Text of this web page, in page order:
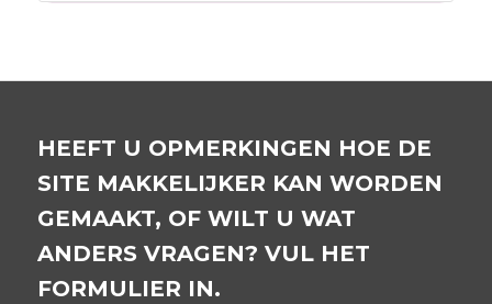
HEEFT U OPMERKINGEN HOE DE
SITE MAKKELIJKER KAN WORDEN
GEMAAKT, OF WILT U WAT
ANDERS VRAGEN? VUL HET
FORMULIER IN.